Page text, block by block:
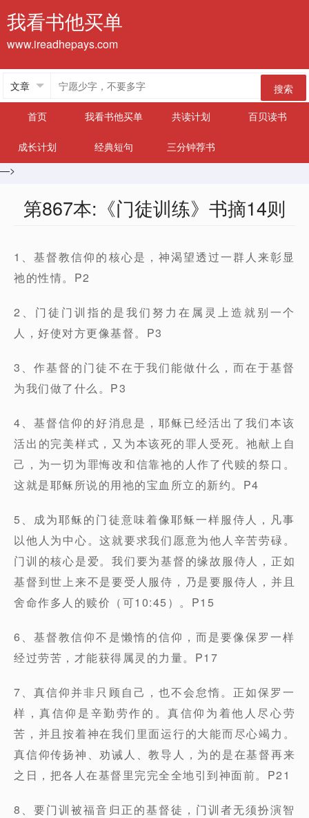
我看书他买单
www.ireadhepays.com
搜索
首页
我看书他买单 共读计划 百贝读书
成长计划 经典短句
三分钟荐书
—>
第867本:《门徒训练》书摘14则
1、基督教信仰的核心是，神渴望透过一群人来彰显
祂的性情。P2
2、门徒门训指的是我们努力在属灵上造就别一个
人，好使对方更像基督。P3
3、作基督的门徒不在于我们能做什么，而在于基督
为我们做了什么。P3
4、基督信仰的好消息是，耶稣已经活出了我们本该
活出的完美样式，又为本该死的罪人受死。祂献上自
己，为一切为罪悔改和信靠祂的人作了代赎的祭口。
这就是耶稣所说的用祂的宝血所立的新约。P4
5、成为耶稣的门徒意味着像耶稣一样服侍人，凡事
以他人为中心。这就要求我们愿意为他人辛苦劳碌。
门训的核心是爱。我们要为基督的缘故服侍人，正如
基督到世上来不是要受人服侍，乃是要服侍人，并且
舍命作多人的赎价（可10:45）。P15
6、基督教信仰不是懒惰的信仰，而是要像保罗一样
经过劳苦，才能获得属灵的力量。P17
7、真信仰并非只顾自己，也不会怠惰。正如保罗一
样，真信仰是辛勤劳作的。真信仰为着他人尽心劳
苦，并且按着神在我们里面运行的大能而尽心竭力。
真信仰传扬神、劝诫人、教导人，为的是在基督再来
之日，把各人在基督里完完全全地引到神面前。P21
8、要门训被福音归正的基督徒，门训者无须扮演智